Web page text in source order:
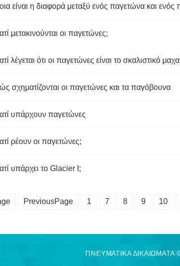
είναι η διαφορά μεταξύ ενός παγετώνα και ενός
μετακινούνται οι παγετώνες;
λέγεται ότι οι παγετώνες είναι το σκαλιστικό
σχηματίζονται οι παγετώνες και τα παγόβουνα
υπάρχουν παγετώνες
ρέουν οι παγετώνες;
υπάρχει το Glacier I;
PreviousPage 1 7 8 9 10
ΠΝΕΥΜΑΤΙΚΑ ΔΙΚΑΙΩΜΑΤΑ